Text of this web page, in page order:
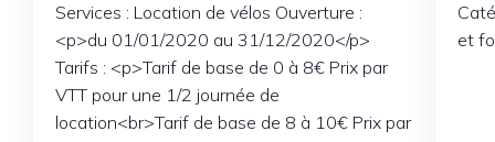
Services : Location de vélos Ouverture :
<p>du 01/01/2020 au 31/12/2020</p>
Tarifs : <p>Tarif de base de 0 à 8€ Prix par
VTT pour une 1/2 journée de
location<br>Tarif de base de 8 à 10€ Prix par
et